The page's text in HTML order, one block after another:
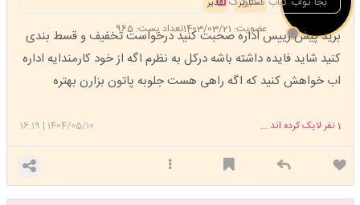
عضویت: 1403/03/21 تعداد پست: 965
برید پیش رییس اداره صحبت کنید درخواست تخفیف و قسط بندی
کنید شاید فایده داشته باشه درکل به نظرم اگه از خود کارمندایه اداره
اب خواهش کنید که اگه راهی هست جلوبه پاتون بزارن بهتره
1404/05/10
|
16:19 1نفر لایک کرده اند ...